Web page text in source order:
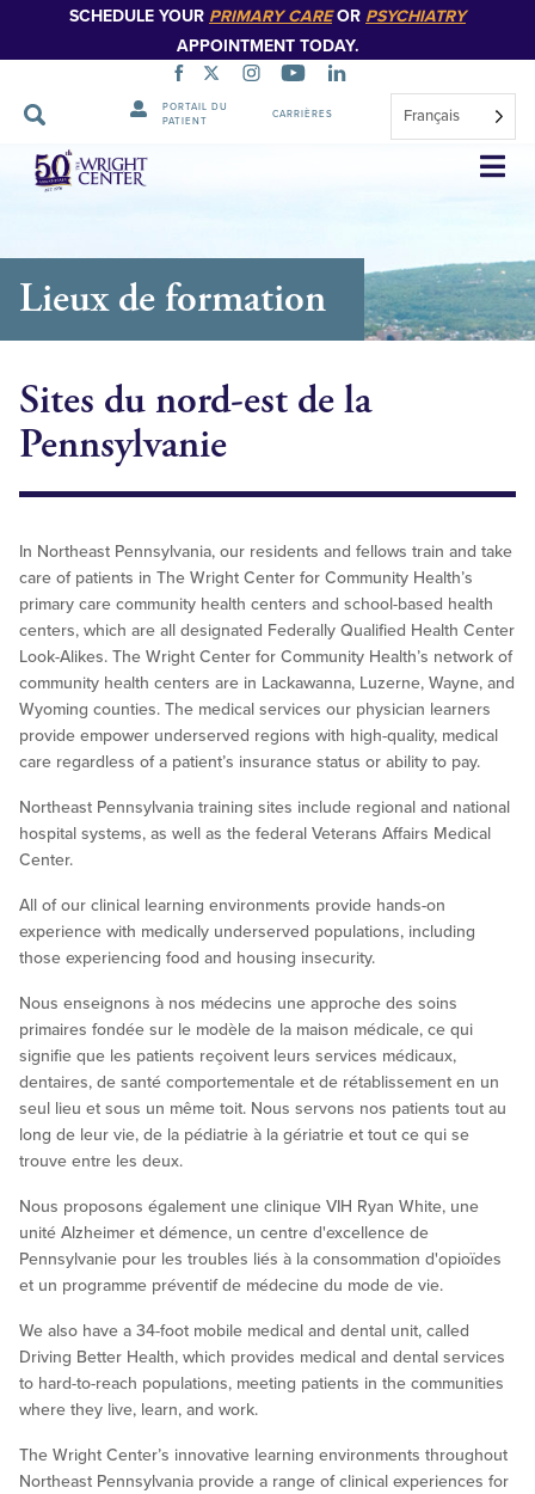
SCHEDULE YOUR PRIMARY CAREOR PSYCHIATRY
APPOINTMENT TODAY.
PORTAIL DU
PATIENT
CARRIÈRES Français
Sauter
la
Lieux de formation
Sites du nord-est de la
Pennsylvanie
In Northeast Pennsylvania, our residents and fellows train and take
care of patients in The Wright Center for Community Health’s
primary care community health centers and school-based health
centers, which are all designated Federally Qualified Health Center
Look-Alikes. The Wright Center for Community Health’s network of
community health centers are in Lackawanna, Luzerne, Wayne, and
Wyoming counties. The medical services our physician learners
provide empower underserved regions with high-quality, medical
care regardless of a patient’s insurance status or ability to pay.
Northeast Pennsylvania training sites include regional and national
hospital systems, as well as the federal Veterans Affairs Medical
Center.
All of our clinical learning environments provide hands-on
experience with medically underserved populations, including
those experiencing food and housing insecurity.
Nous enseignons à nos médecins une approche des soins
primaires fondée sur le modèle de la maison médicale, ce qui
signifie que les patients reçoivent leurs services médicaux,
dentaires, de santé comportementale et de rétablissement en un
seul lieu et sous un même toit. Nous servons nos patients tout au
long de leur vie, de la pédiatrie à la gériatrie et tout ce qui se
trouve entre les deux.
Nous proposons également une clinique VIH Ryan White, une
unité Alzheimer et démence, un centre d'excellence de
Pennsylvanie pour les troubles liés à la consommation d'opioïdes
et un programme préventif de médecine du mode de vie.
We also have a 34-foot mobile medical and dental unit, called
Driving Better Health, which provides medical and dental services
to hard-to-reach populations, meeting patients in the communities
where they live, learn, and work.
The Wright Center’s innovative learning environments throughout
Northeast Pennsylvania provide a range of clinical experiences for